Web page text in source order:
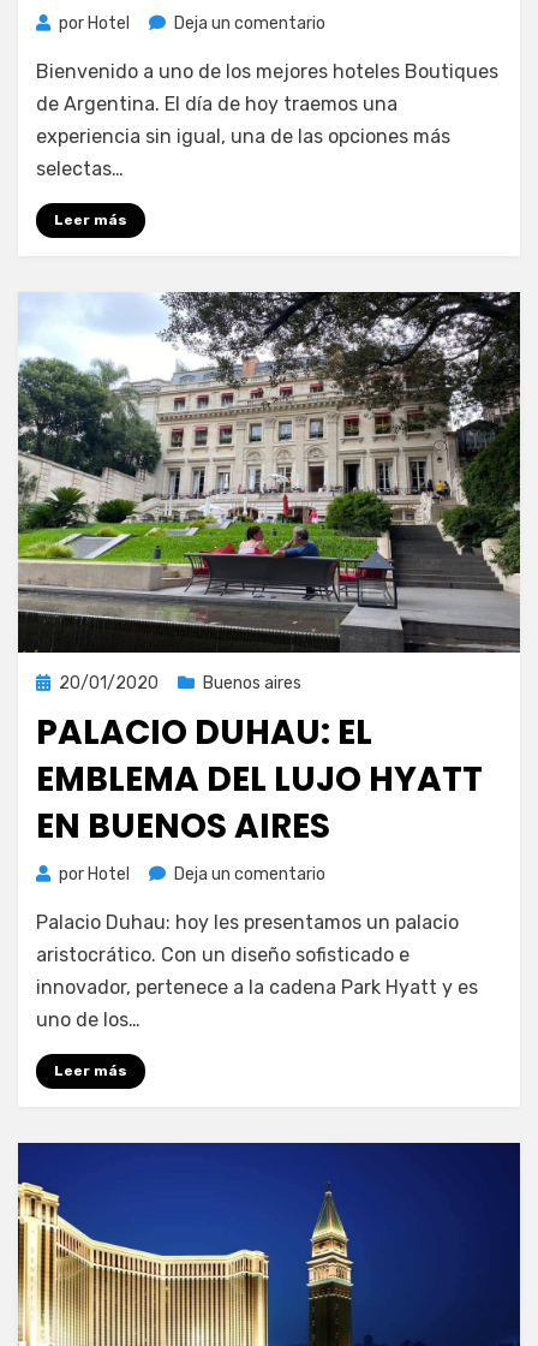
por Hotel Deja un comentario
Cielos:
una
experiencia
Bienvenido a uno de los mejores hoteles Boutiques
de Argentina. El día de hoy traemos una
experiencia sin igual, una de las opciones más
selectas…
Leer más
Publicada
20/01/2020 Buenos aires
PALACIO DUHAU: EL
EMBLEMA DEL LUJO HYATT
EN BUENOS AIRES
por Hotel Deja un comentario
Duhau:
el
emblema
Palacio Duhau: hoy les presentamos un palacio
aristocrático. Con un diseño sofisticado e
innovador, pertenece a la cadena Park Hyatt y es
uno de los…
Leer más